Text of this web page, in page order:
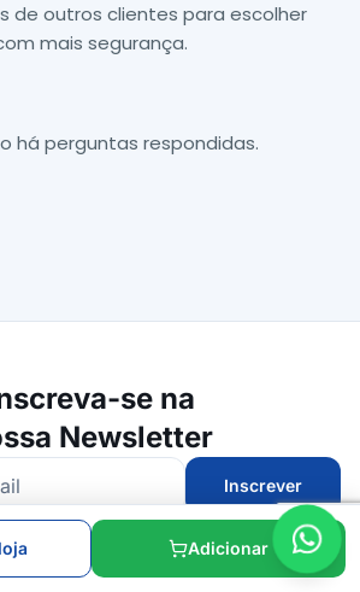
de outros clientes para escolher
mais segurança.
há perguntas respondidas.
se na
Newsletter
Inscrever
e dicas diretamente no seu e-mail.
Adicionar